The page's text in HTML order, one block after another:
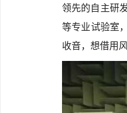
领先的自主研
等专业试验室
收音，想借用